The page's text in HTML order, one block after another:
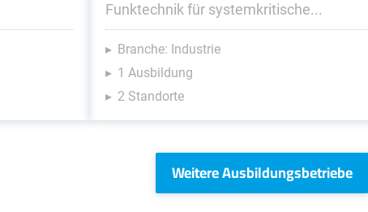
Funktechnik für systemkritische...
Branche: Industrie
1 Ausbildung
2 Standorte
Weitere Ausbildungsbetriebe